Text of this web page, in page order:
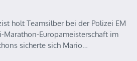
holt Teamsilber bei der Polizei EM
Marathon-Europameisterschaft im
sicherte sich Mario…